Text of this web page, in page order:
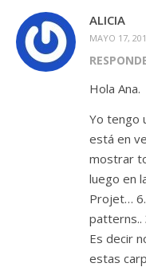
ALICIA
MAYO 17,
Hola Ana.
Yo tengo
está en
mostrar
luego en
Projet…
patterns..
Es decir
estas